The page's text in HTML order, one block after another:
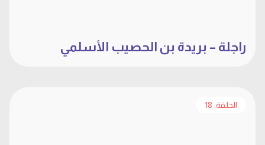
راجلة – بريدة بن الحصيب الأسلمي
الحلقة: 18